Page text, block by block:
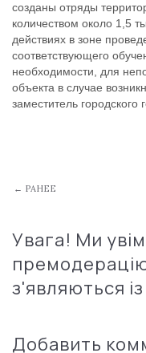
созданы отряды
количеством около 1,5
действиях в зоне
соответствующего
необходимости, для
объекта в случае
заместитель городского
← РАНЕЕ
Увага! Ми
з'являються
Добавить